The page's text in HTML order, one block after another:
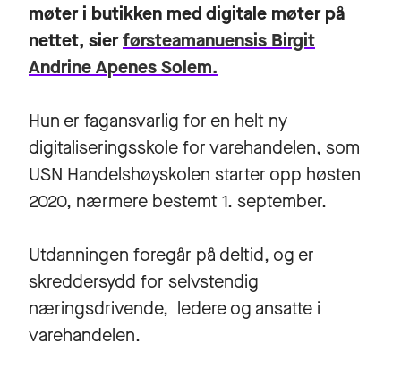
møter i butikken med digitale møter på
nettet, sierførsteamanuensis Birgit
Andrine Apenes Solem.
Hun er fagansvarlig for en helt ny
digitaliseringsskole for varehandelen, som
USN Handelshøyskolen starter opp høsten
2020, nærmere bestemt 1. september.
Utdanningen foregår på deltid, og er
skreddersydd for selvstendig
næringsdrivende, ledere og ansatte i
varehandelen.